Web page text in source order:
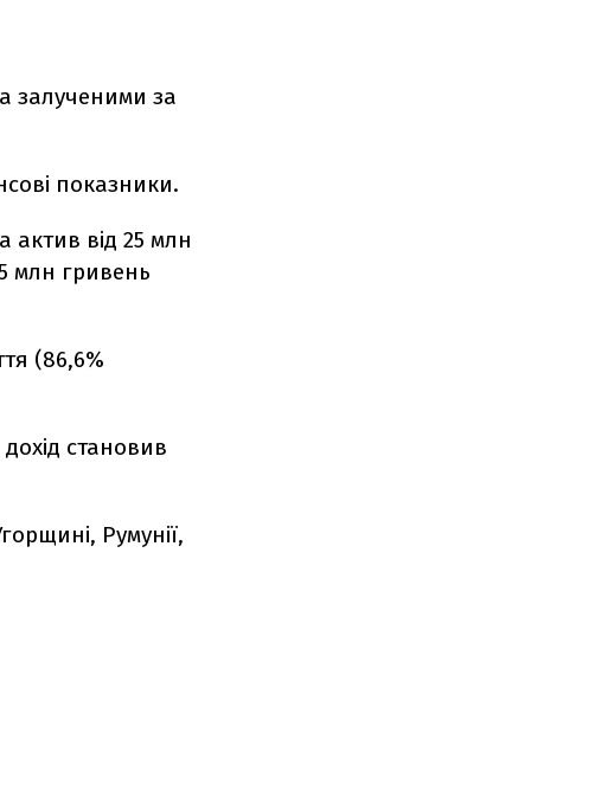
залученими за
показники.
актив від 25 млн
млн гривень
(86,6%
становив
Румунії,